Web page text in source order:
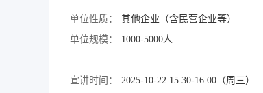
单位性质： 其他企业（含民营企业等）
单位规模：
1000-5000人
宣讲时间： 2025-10-22 15:30-16:00（周三）